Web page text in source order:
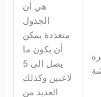
هي أن
الجدول
متعددة يمكن
أن يكون ما
يصل الى 5
لاعبين وكذلك
العديد من